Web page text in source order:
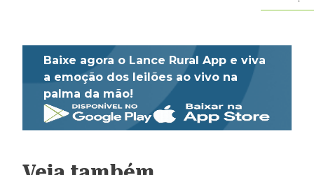
Baixe agora o Lance Rural App e viva
a emoção dos leilões ao vivo na
palma da mão!